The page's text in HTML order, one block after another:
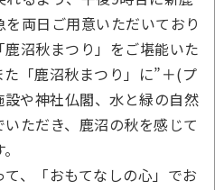
両日ご用意いただいており
沼秋まつり」をご堪能いた
「鹿沼秋まつり」に”＋(プ
や神社仏閣、水と緑の自然
ただき、鹿沼の秋を感じて
、「おもてなしの心」でお